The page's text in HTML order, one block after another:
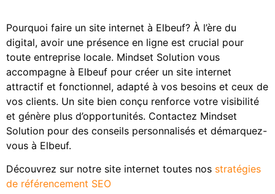
Pourquoi faire un site internet à Elbeuf? À l’ère du
digital, avoir une présence en ligne est crucial pour
toute entreprise locale. Mindset Solution vous
accompagne à Elbeuf pour créer un site internet
attractif et fonctionnel, adapté à vos besoins et ceux de
vos clients. Un site bien conçu renforce votre visibilité
et génère plus d’opportunités. Contactez Mindset
Solution pour des conseils personnalisés et démarquez-
vous à Elbeuf.
Découvrez sur notre site internet toutes nos stratégies
de référencement SEO